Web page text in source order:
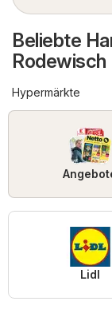
Beliebte
Rodewisch
Hypermärkte
Lidl